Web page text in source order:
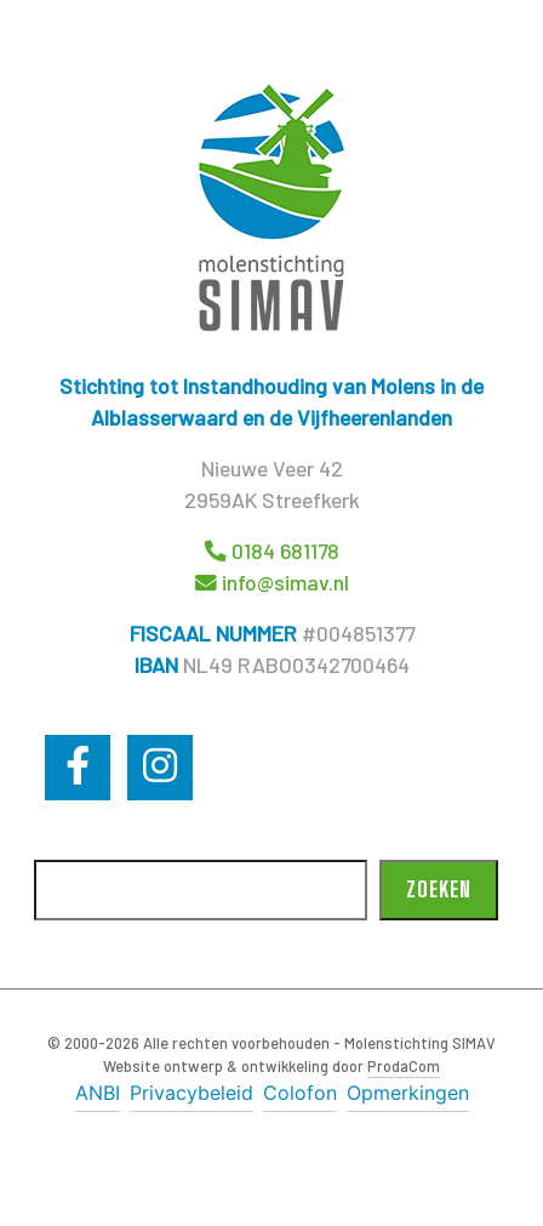
Stichting tot Instandhouding van Molens in de
Alblasserwaard en de Vijfheerenlanden
Nieuwe Veer 42
2959AK Streefkerk
0184 681178
info@simav.nl
FISCAAL NUMMER#004851377
IBAN NL49 RABO0342700464
ZOEKEN
© 2000-2026 Alle rechten voorbehouden - Molenstichting SIMAV
Website ontwerp & ontwikkeling doorProdaCom
ANBI Privacybeleid Colofon Opmerkingen